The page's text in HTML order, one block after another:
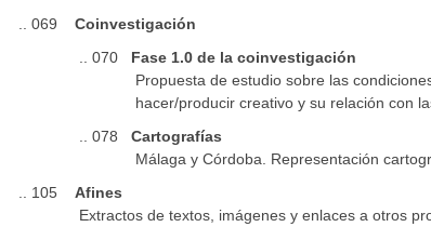
.. 069 Coinvestigación
.. 070 Fase 1.0 de la coinvestigación
Propuesta de estudio sobre las condiciones
hacer/producir creativo y su relación con las
.. 078 Cartografías
Málaga y Córdoba. Representación cartográfica.
.. 105 Afines
Extractos de textos, imágenes y enlaces a otros